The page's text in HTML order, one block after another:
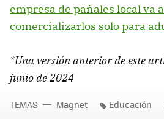
empresa de pañales local va
comercializarlos solo para
*Una versión anterior de este
junio de 2024
TEMAS Magnet Educación